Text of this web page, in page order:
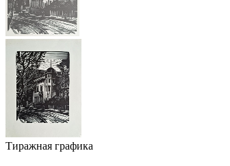
Тиражная графика